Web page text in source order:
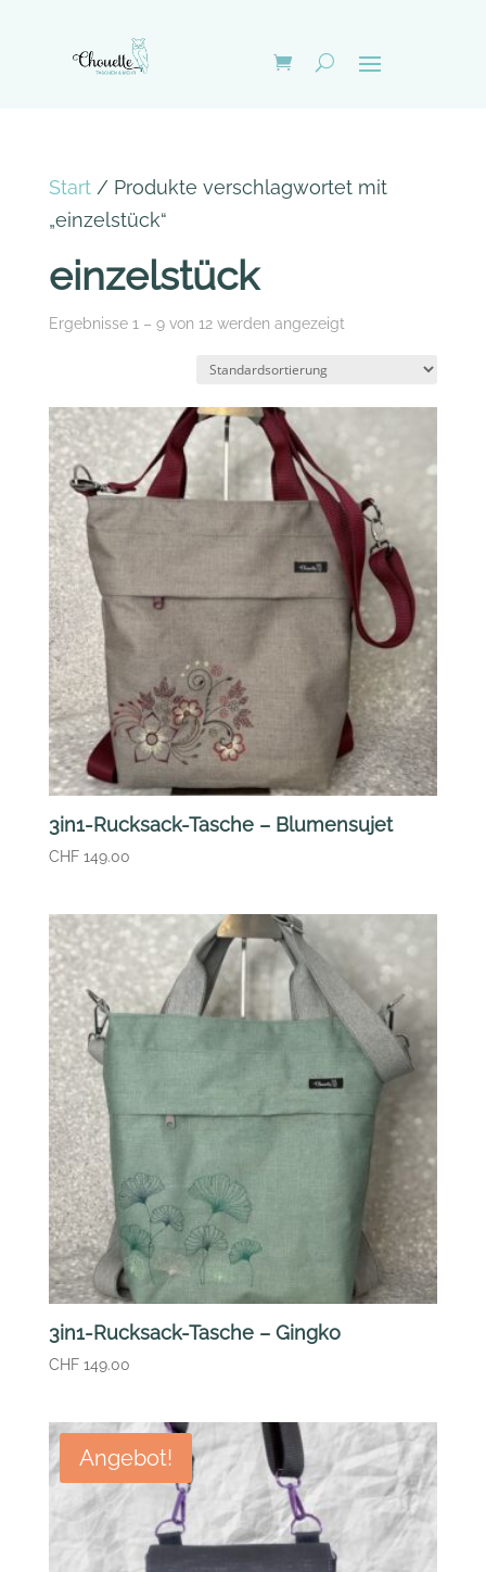
Start/ Produkte verschlagwortet mit
„einzelstück“
einzelstück
Ergebnisse 1 – 9 von 12 werden angezeigt
3in1-Rucksack-Tasche – Blumensujet
CHF149.00
3in1-Rucksack-Tasche – Gingko
CHF149.00
Angebot!